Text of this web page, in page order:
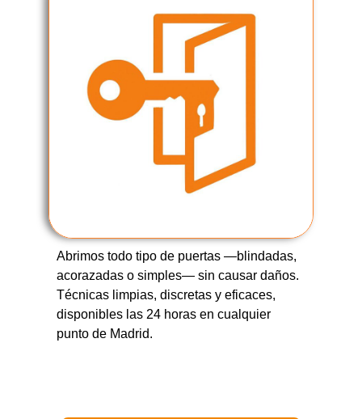
Abrimos todo tipo de puertas —blindadas,
acorazadas o simples— sin causar daños.
Técnicas limpias, discretas y eficaces,
disponibles las 24 horas en cualquier
punto de Madrid.